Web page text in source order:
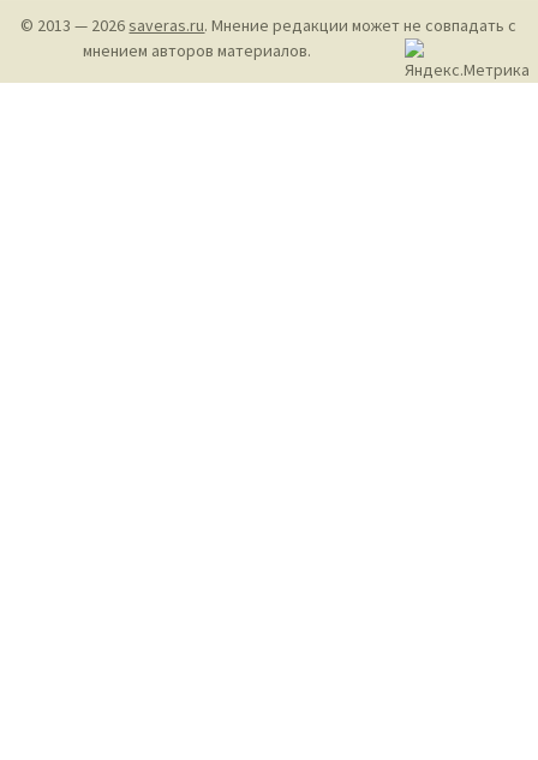
© 2013 — 2026saveras.ru. Мнение редакции может не совпадать с
мнением авторов материалов.